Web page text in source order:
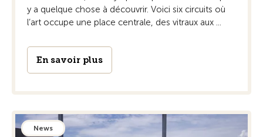
y a quelque chose à découvrir. Voici six circuits où
l’art occupe une place centrale, des vitraux aux ...
En savoir plus
News